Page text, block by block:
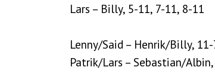
Lars – Billy, 5-11, 7-11, 8-11
Lenny/Said – Henrik/Billy,
Patrik/Lars – Sebastian/